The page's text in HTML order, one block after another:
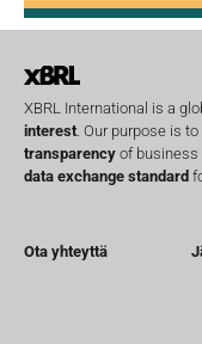
XBRL International is a
interest. Our purpose is
transparency of business
data exchange standard
Ota yhteyttä